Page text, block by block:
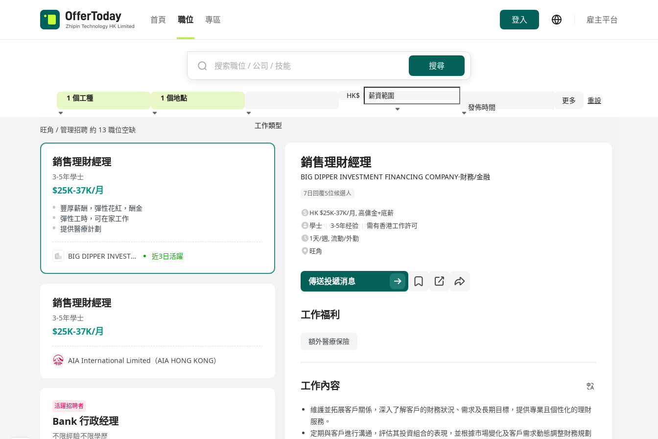
首頁 職位 專區 登入 雇主平台
搜尋
1 個工種 1 個地點
工作類型
HK$
發佈時間
更多 重設
旺角 / 管理招聘 約 13 職位空缺
銷售理財經理
3-5年學士
$25K-37K/月
豐厚薪酬，彈性花紅，酬金
彈性工時，可在家工作
提供醫療計劃
BIG DIPPER INVESTMENT FINANCING COMPANY 近3日活躍
銷售理財經理
3-5年學士
$25K-37K/月
AIA International Limited（AIA HONG KONG）
活躍招聘者
Bank 行政经理
不限經驗不限學歷
銷售理財經理
BIG DIPPER INVESTMENT FINANCING COMPANY·財務/金融
7日回覆5位候選人
HK $25K-37K/月,高傭金+底薪
學士
3-5年经验
需有香港工作許可
1天/週, 流動/外勤
旺角
傳送投遞消息
工作福利
額外醫療保險
工作內容
維護並拓展客戶關係，深入了解客戶的財務狀況、需求及長期目標，提供專業且個性化的理財
服務。
定期與客戶進行溝通，評估其投資組合的表現，並根據市場變化及客戶需求動態調整財務規劃